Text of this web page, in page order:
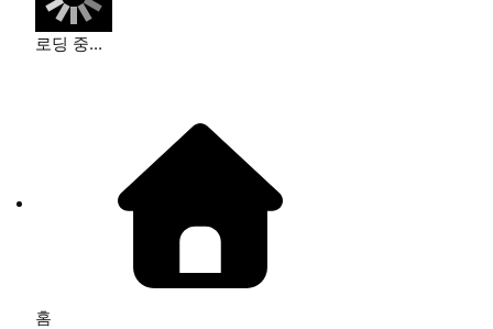
로딩 중...
홈